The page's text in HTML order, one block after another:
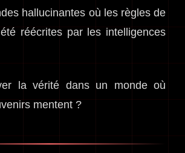
hallucinantes où les règles de
réécrites par les intelligences
la vérité dans un monde où
mentent ?